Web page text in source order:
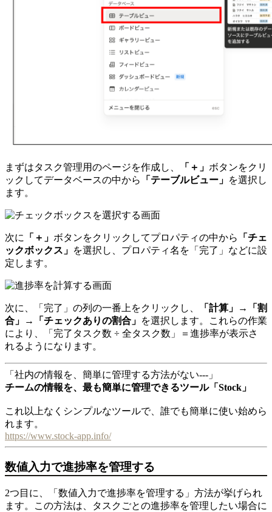
まずはタスク管理用のページを作成し、 「＋」 ボタンをクリ
ックしてデータベースの中から
「テーブルビュー」 を選択し
ます。
次に 「＋」 ボタンをクリックしてプロパティの中から
「チェ
ックボックス」 を選択し、プロパティ名を「完了」などに設
定します。
次に、「完了」の列の一番上をクリックし、
「計算」→「割
合」→「チェックありの割合」 を選択します。これらの作業
により、「完了タスク数 ÷ 全タスク数」＝進捗率が表示さ
れるようになります。
「社内の情報を、簡単に管理する方法がない---」
チームの情報を、最も簡単に管理できるツール「Stock」
これ以上なくシンプルなツールで、誰でも簡単に使い始めら
れます。
https://www.stock-app.info/
数値入力で進捗率を管理する
2つ目に、「数値入力で進捗率を管理する」方法が挙げられ
ます。この方法は、タスクごとの進捗率を管理したい場合に